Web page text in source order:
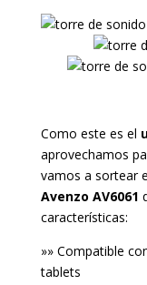
Como este es el
aprovechamos
vamos a sortear
Avenzo AV6061
características:
»» Compatible
tablets